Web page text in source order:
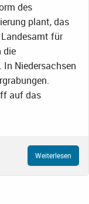
des
plant, das
für
die
Niedersachsen
auf das
Weiterlesen